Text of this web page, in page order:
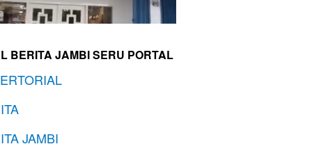
BERITA JAMBI SERU PORTAL
JAMBI